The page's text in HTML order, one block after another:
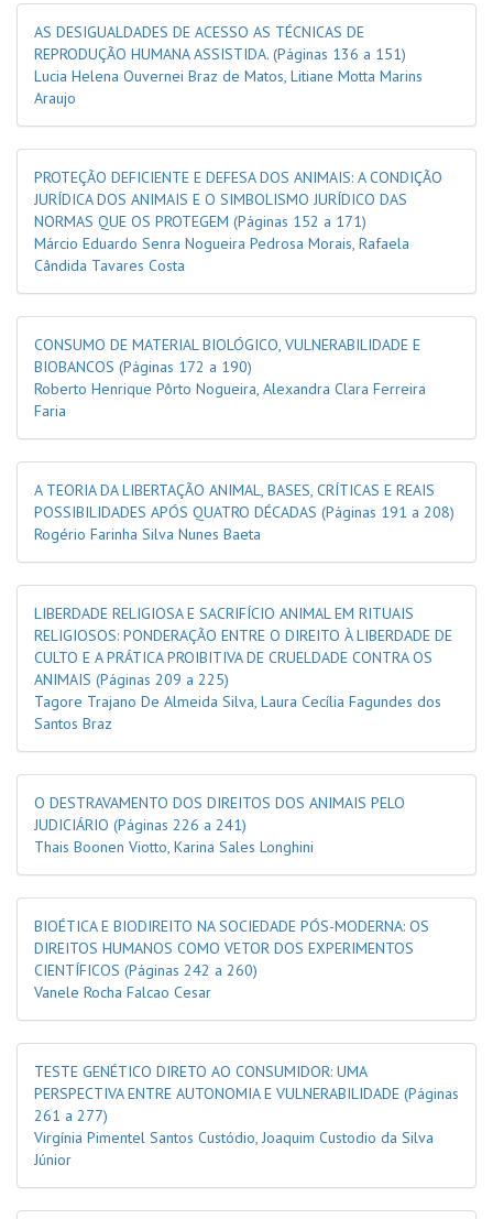
AS DESIGUALDADES DE ACESSO AS TÉCNICAS DE
REPRODUÇÃO HUMANA ASSISTIDA. (Páginas 136 a 151)
Lucia Helena Ouvernei Braz de Matos, Litiane Motta Marins
Araujo
PROTEÇÃO DEFICIENTE E DEFESA DOS ANIMAIS: A CONDIÇÃO
JURÍDICA DOS ANIMAIS E O SIMBOLISMO JURÍDICO DAS
NORMAS QUE OS PROTEGEM (Páginas 152 a 171)
Márcio Eduardo Senra Nogueira Pedrosa Morais, Rafaela
Cândida Tavares Costa
CONSUMO DE MATERIAL BIOLÓGICO, VULNERABILIDADE E
BIOBANCOS (Páginas 172 a 190)
Roberto Henrique Pôrto Nogueira, Alexandra Clara Ferreira
Faria
A TEORIA DA LIBERTAÇÃO ANIMAL, BASES, CRÍTICAS E REAIS
POSSIBILIDADES APÓS QUATRO DÉCADAS (Páginas 191 a 208)
Rogério Farinha Silva Nunes Baeta
LIBERDADE RELIGIOSA E SACRIFÍCIO ANIMAL EM RITUAIS
RELIGIOSOS: PONDERAÇÃO ENTRE O DIREITO À LIBERDADE DE
CULTO E A PRÁTICA PROIBITIVA DE CRUELDADE CONTRA OS
ANIMAIS (Páginas 209 a 225)
Tagore Trajano De Almeida Silva, Laura Cecília Fagundes dos
Santos Braz
O DESTRAVAMENTO DOS DIREITOS DOS ANIMAIS PELO
JUDICIÁRIO (Páginas 226 a 241)
Thais Boonen Viotto, Karina Sales Longhini
BIOÉTICA E BIODIREITO NA SOCIEDADE PÓS-MODERNA: OS
DIREITOS HUMANOS COMO VETOR DOS EXPERIMENTOS
CIENTÍFICOS (Páginas 242 a 260)
Vanele Rocha Falcao Cesar
TESTE GENÉTICO DIRETO AO CONSUMIDOR: UMA
PERSPECTIVA ENTRE AUTONOMIA E VULNERABILIDADE (Páginas
261 a 277)
Virgínia Pimentel Santos Custódio, Joaquim Custodio da Silva
Júnior